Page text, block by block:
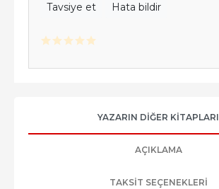
Tavsiye et Hata bildir
YAZARIN DIĞER KITAPLARI
AÇIKLAMA
TAKSIT SEÇENEKLERI